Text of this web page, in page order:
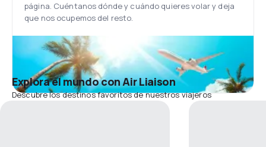
página. Cuéntanos dónde y cuándo quieres volar y deja
que nos ocupemos del resto.
Explora el mundo con Air Liaison
Descubre los destinos favoritos de nuestros viajeros